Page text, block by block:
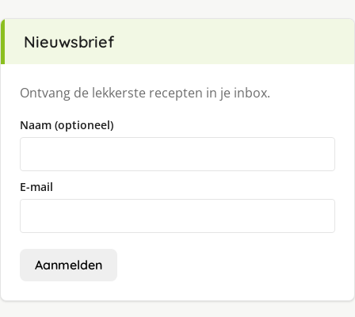
Nieuwsbrief
Ontvang de lekkerste recepten in je inbox.
Naam (optioneel)
E-mail
Aanmelden